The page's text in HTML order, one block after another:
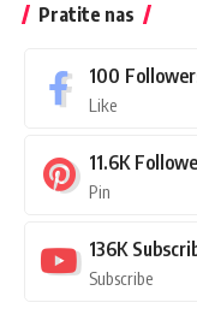
Pratite nas
100
Like
11.6K
Pin
136K
Subscribe